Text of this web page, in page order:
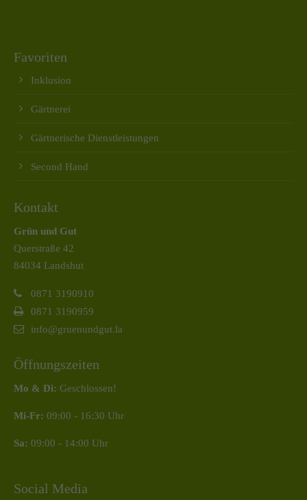
Favoriten
Inklusion
Gärtnerei
Gärtnerische Dienstleistungen
Second Hand
Kontakt
Grün und Gut
Querstraße 42
84034 Landshut
0871 3190910
0871 3190959
info@gruenundgut.la
Öffnungszeiten
Mo & Di: Geschlossen!
Mi-Fr: 09:00 - 16:30 Uhr
Sa: 09:00 - 14:00 Uhr
Social Media